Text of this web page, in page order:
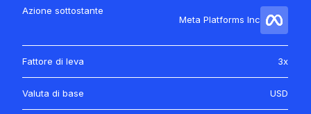
Azione sottostante
Meta Platforms Inc
Fattore di leva 3x
Valuta di base USD